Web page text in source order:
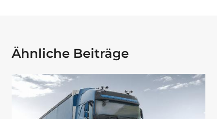
Ähnliche Beiträge